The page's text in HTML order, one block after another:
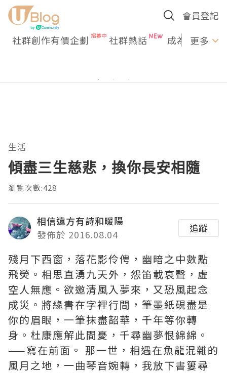
會員登記
社群創作有價企劃 社群熱話 成為U更多
生活
傾盡三生慈悲，換你長安相隨
瀏覽次數:428
相信遠方有詩和暖陽
發佈於 2016.08.04
追蹤
殘月下西窗，落花影伶俜，幽暗之中數點
飛熒。相思直湧九天外，怨笛載哀聲，虛
空人無應。欲邀清風入夢來，又恐風起念
成災。將緣書在字裡行間，筆墨紙硯盡是
你的眉眼，一筆抹盡韶華，千年等你轉
身。杜康應解此間憂，千尋幽夢恨綿綿。
——寫在前面。 那一世，相遇在魚龍混雜的
風月之地，一曲琴音婉轉，我放下書簍尋